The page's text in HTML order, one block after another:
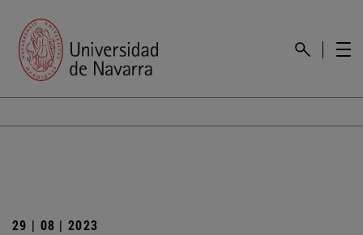
29 | 08 | 2023